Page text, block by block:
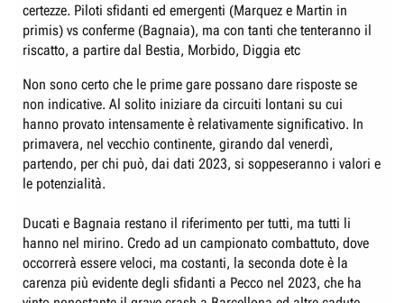
certezze. Piloti sfidanti ed emergenti (Marquez e Martin in
primis) vs conferme (Bagnaia), ma con tanti che tenteranno il
riscatto, a partire dal Bestia, Morbido, Diggia etc
Non sono certo che le prime gare possano dare risposte se
non indicative. Al solito iniziare da circuiti lontani su cui
hanno provato intensamente è relativamente significativo. In
primavera, nel vecchio continente, girando dal venerdì,
partendo, per chi può, dai dati 2023, si soppeseranno i valori e
le potenzialità.
Ducati e Bagnaia restano il riferimento per tutti, ma tutti li
hanno nel mirino. Credo ad un campionato combattuto, dove
occorrerà essere veloci, ma costanti, la seconda dote è la
carenza più evidente degli sfidanti a Pecco nel 2023, che ha